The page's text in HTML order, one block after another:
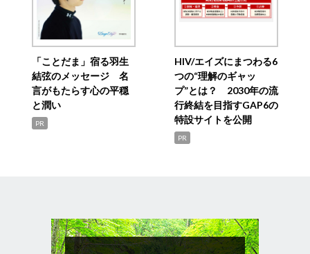
「ことだま」宿る羽生
結弦のメッセージ 名
言がもたらす心の平穏
と潤い
PR
HIV/エイズにまつわる6
つの“理解のギャッ
プ”とは？ 2030年の流
行終結を目指すGAP6の
特設サイトを公開
PR